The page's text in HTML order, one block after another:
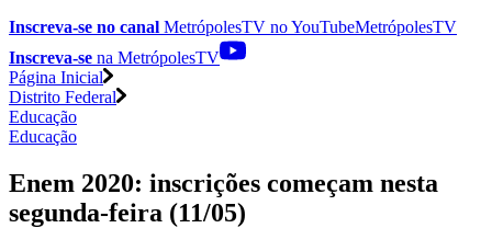
Inscreva-se no canal MetrópolesTV noYouTubeMetrópolesTV
Inscreva-se na MetrópolesTV
Página Inicial
Distrito Federal
Educação
Educação
Enem 2020: inscrições começam nesta
segunda-feira (11/05)